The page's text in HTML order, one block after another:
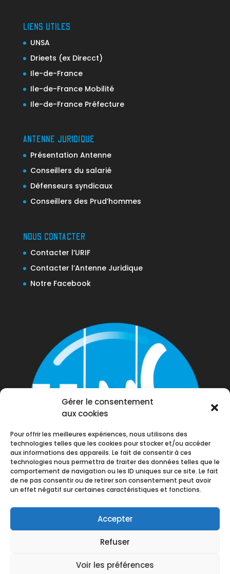
Gérer le consentement
aux cookies
Pour offrir les meilleures expériences, nous utilisons des
technologies telles que les cookies pour stocker et/ou accéder
aux informations des appareils. Le fait de consentir à ces
technologies nous permettra de traiter des données telles que le
comportement de navigation ou les ID uniques sur ce site. Le fait
de ne pas consentir ou de retirer son consentement peut avoir
un effet négatif sur certaines caractéristiques et fonctions.
Accepter
Refuser
Voir les préférences
LIENS UTILES
UNSA
Drieets (ex Direcct)
Ile-de-France
Ile-de-France Mobilité
Ile-de-France Préfecture
ANTENNE JURIDIQUE
Présentation Antenne
Conseillers du salarié
Défenseurs syndicaux
Conseillers des Prud’hommes
NOUS CONTACTER
Contacter l’URIF
Contacter l’Antenne Juridique
Notre Facebook